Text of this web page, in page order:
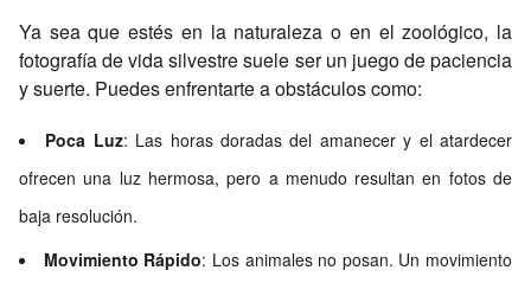
Ya sea que estés en la naturaleza o en el zoológico, la
fotografía de vida silvestre suele ser un juego de paciencia
y suerte. Puedes enfrentarte a obstáculos como:
Poca Luz: Las horas doradas del amanecer y el atardecer
ofrecen una luz hermosa, pero a menudo resultan en fotos de
baja resolución.
Movimiento Rápido: Los animales no posan. Un movimiento